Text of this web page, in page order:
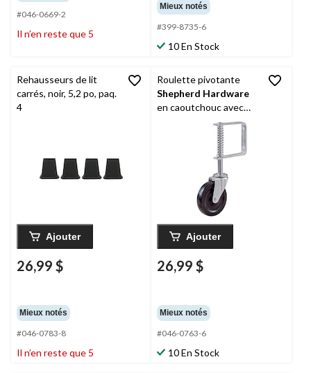
#046-0669-2
Il n’en reste que 5
Mieux notés
#399-8735-6
10 En Stock
Rehausseurs de lit
carrés, noir, 5,2 po, paq.
4
Ajouter
26,99 $
Mieux notés
#046-0783-8
Il n’en reste que 5
Roulette pivotante
Shepherd Hardware
en caoutchouc avec
support à ressort,
capacité de 125 lb, noir,
Ajouter
26,99 $
Mieux notés
#046-0763-6
10 En Stock